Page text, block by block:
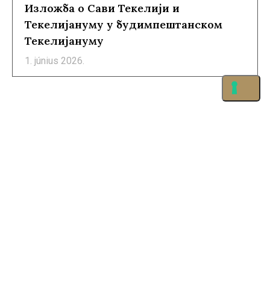
Изложба о Сави Текелији и
Текелијануму у будимпештанском
Текелијануму
1. június 2026.